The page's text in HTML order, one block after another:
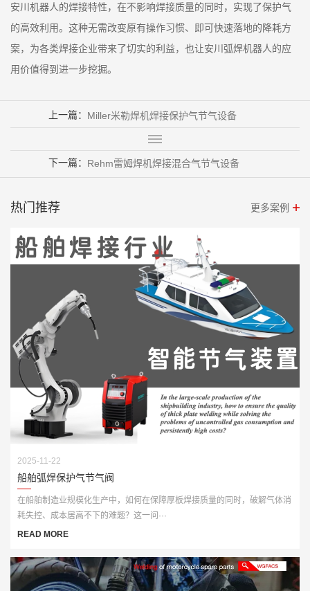
安川机器人的焊接特性，在不影响焊接质量的同时，实现了保护气
的高效利用。这种无需改变原有操作习惯、即可快速落地的降耗方
案，为各类焊接企业带来了切实的利益，也让安川弧焊机器人的应
用价值得到进一步挖掘。
上一篇： Miller米勒焊机焊接保护气节气设备
下一篇： Rehm雷姆焊机焊接混合气节气设备
热门推荐 更多案例
2025-11-22
船舶弧焊保护气节气阀
在船舶制造业规模化生产中，如何在保障厚板焊接质量的同时，破解气体消
耗失控、成本居高不下的难题？这一问···
READ MORE